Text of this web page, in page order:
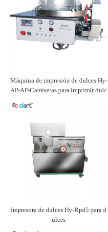
Máquina de impresión de dulces Hy-
AP-AP-Camisetas para imprimir dulc
Impresora de dulces Hy-Rpd5 para d
ulces